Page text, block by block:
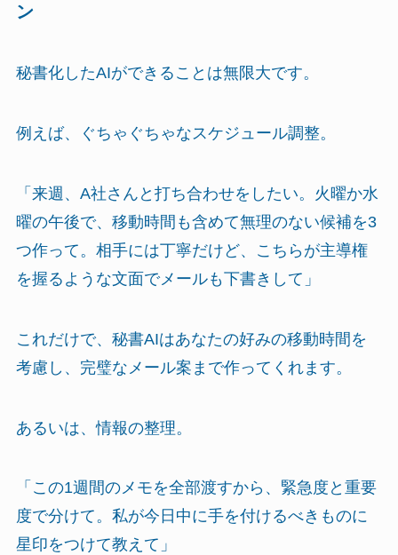
ン
秘書化したAIができることは無限大です。
例えば、ぐちゃぐちゃなスケジュール調整。
「来週、A社さんと打ち合わせをしたい。火曜か水
曜の午後で、移動時間も含めて無理のない候補を3
つ作って。相手には丁寧だけど、こちらが主導権
を握るような文面でメールも下書きして」
これだけで、秘書AIはあなたの好みの移動時間を
考慮し、完璧なメール案まで作ってくれます。
あるいは、情報の整理。
「この1週間のメモを全部渡すから、緊急度と重要
度で分けて。私が今日中に手を付けるべきものに
星印をつけて教えて」